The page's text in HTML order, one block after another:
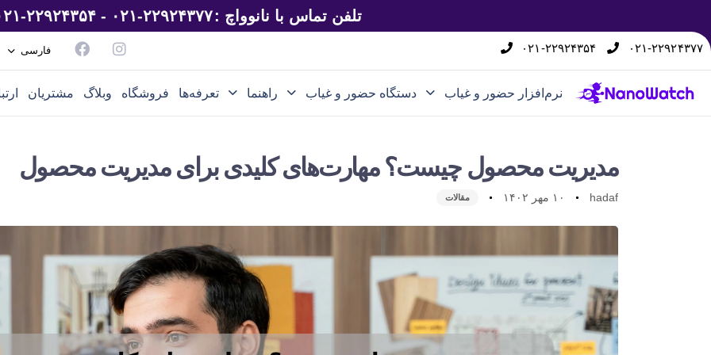
تلفن تماس با نانوواچ : ۰۲۱-۲۲۹۲۴۳۷۷ - ۰۲۱-۲۲۹۲۴۳۵۴
۰۲۱-۲۲۹۲۴۳۷۷ ۰۲۱-۲۲۹۲۴۳۵۴ فارسی
نرم‌افزار حضور و غیاب دستگاه حضور و غیاب راهنما تعرفه‌ها فروشگاه وبلاگ مشتریان
مدیریت محصول چیست؟ مهارت‌های کلیدی برای مدیریت محصول
hadaf ۱۰ مهر ۱۴۰۲ مقالات